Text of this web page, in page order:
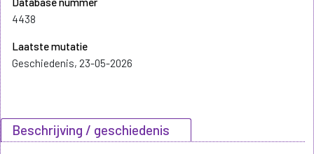
4438
Laatste mutatie
Geschiedenis, 23-05-2026
Beschrijving / geschiedenis